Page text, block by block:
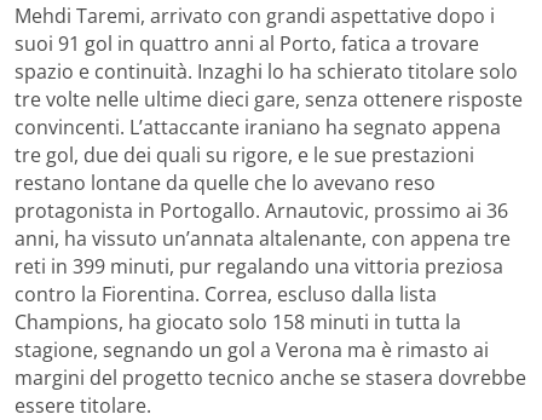
Mehdi Taremi, arrivato con grandi aspettative dopo i
suoi 91 gol in quattro anni al Porto, fatica a trovare
spazio e continuità. Inzaghi lo ha schierato titolare solo
tre volte nelle ultime dieci gare, senza ottenere risposte
convincenti. L’attaccante iraniano ha segnato appena
tre gol, due dei quali su rigore, e le sue prestazioni
restano lontane da quelle che lo avevano reso
protagonista in Portogallo. Arnautovic, prossimo ai 36
anni, ha vissuto un’annata altalenante, con appena tre
reti in 399 minuti, pur regalando una vittoria preziosa
contro la Fiorentina. Correa, escluso dalla lista
Champions, ha giocato solo 158 minuti in tutta la
stagione, segnando un gol a Verona ma è rimasto ai
margini del progetto tecnico anche se stasera dovrebbe
essere titolare.